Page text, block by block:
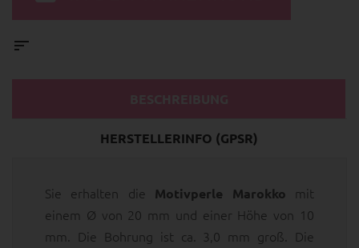
HERSTELLERINFO (GPSR)
Sie erhalten die Motivperle Marokko mit
einem Ø von 20 mm und einer Höhe von 10
mm. Die Bohrung ist ca. 3,0 mm groß. Die